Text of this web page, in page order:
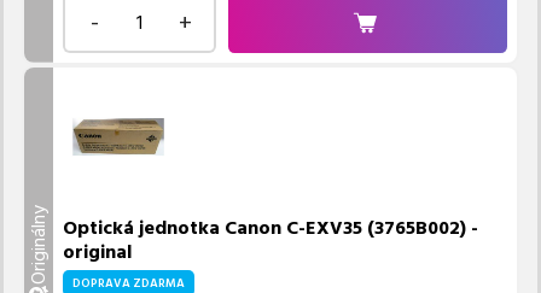
- +
Originálny Optická jednotka Canon C-EXV35 (3765B002) -
original
DOPRAVA ZDARMA